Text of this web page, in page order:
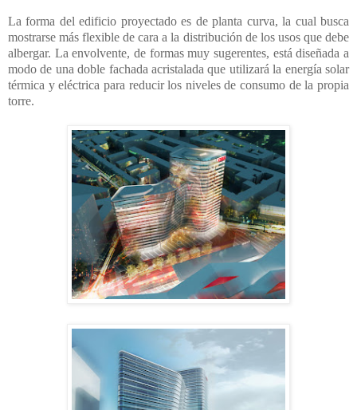
La forma del edificio proyectado es de planta curva, la cual busca
mostrarse más flexible de cara a la distribución de los usos que debe
albergar. La envolvente, de formas muy sugerentes, está diseñada a
modo de una doble fachada acristalada que utilizará la energía solar
térmica y eléctrica para reducir los niveles de consumo de la propia
torre.